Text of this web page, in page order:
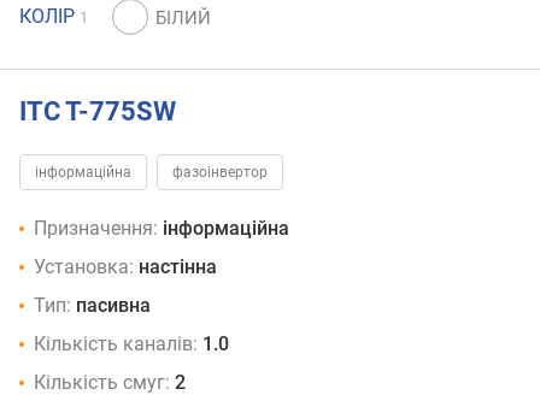
КОЛІР 1
ITC T-775SW
інформаційна фазоінвертор
Призначення: інформаційна
Установка: настінна
Тип: пасивна
Кількість каналів: 1.0
Кількість смуг: 2